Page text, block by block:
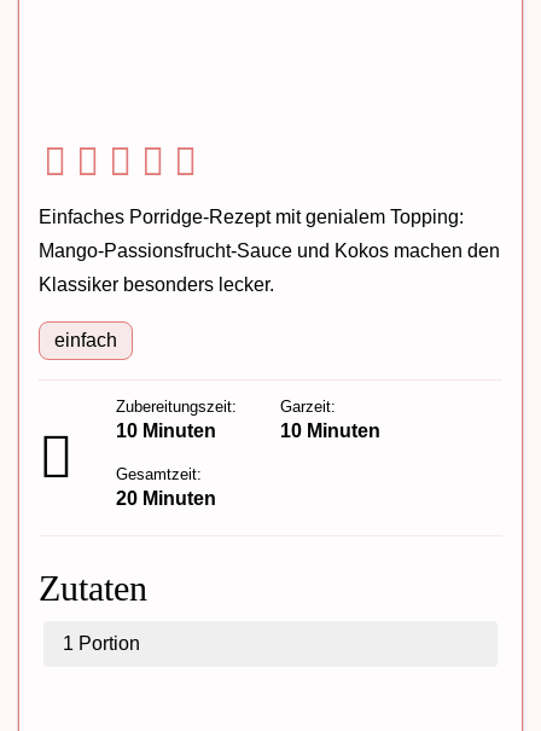
Einfaches Porridge-Rezept mit genialem Topping:
Mango-Passionsfrucht-Sauce und Kokos machen den
Klassiker besonders lecker.
einfach
Zubereitungszeit:
10 Minuten
Garzeit:
10 Minuten
Gesamtzeit:
20 Minuten
Zutaten
1 Portion